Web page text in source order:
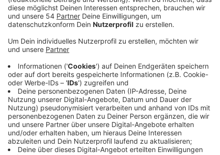
Veröffentlicht:Donnerstag, 30.10.2025 08:50
Bei uns in der Stadt gibt es aktuell ca. 500 kleine und
große Geflügelhalter. Sie werden zum Beispiel auf
Märkten und Ausstellungen von den Tierärzten der
Stadt kontrolliert - um sicherzugehen, dass alle Tiere
richtig geimpft sind. Tote Vögel kommen zur
Untersuchung ins Labor. Diese Maßnahmen sollen die
Ausbreitung des Virus so gut es geht verhindern, sagt
die Stadt. Gefährlich für Menschen sei die Vogelgrippe